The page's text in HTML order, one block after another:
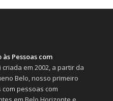
Pessoas com
criada em 2002, a partir da
Belo, nosso primeiro
pessoas com